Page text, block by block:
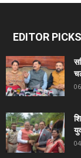
EDITOR PICKS